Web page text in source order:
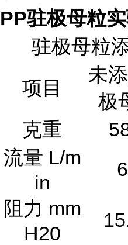
PP驻极母粒实
驻极母粒
项目
未
极
克重
流量 L/m
in
阻力 mm
H20